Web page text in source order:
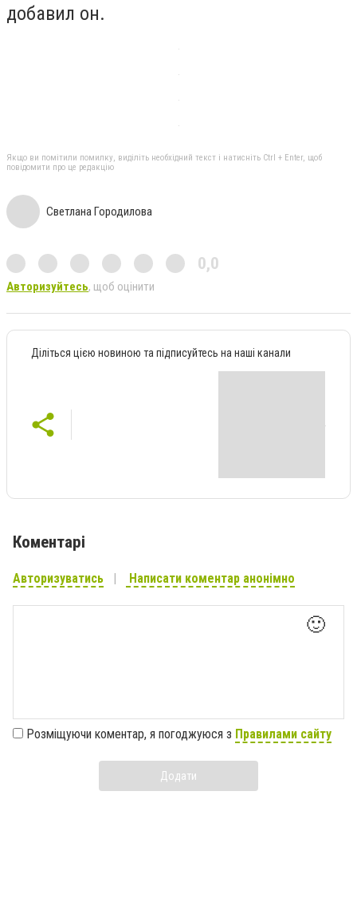
добавил он.
Якщо ви помітили помилку, виділіть необхідний текст і натисніть Ctrl + Enter, щоб
повідомити про це редакцію
Светлана Городилова
0,0
Авторизуйтесь, щоб оцінити
Діліться цією новиною та підписуйтесь на наші канали
Коментарі
Авторизуватись Написати коментар анонімно
🙂
Розміщуючи коментар, я погоджуюся з Правилами сайту
Додати